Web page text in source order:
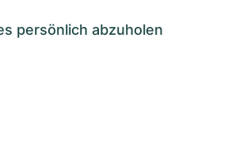
persönlich abzuholen